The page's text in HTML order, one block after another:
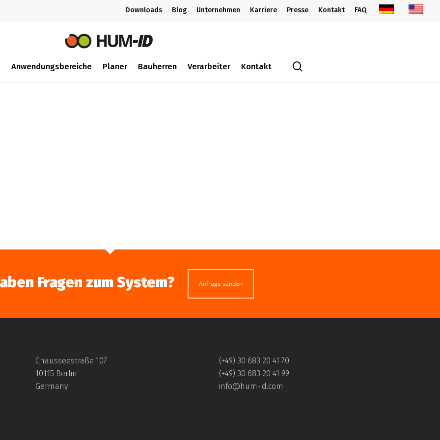
Downloads Blog Unternehmen Karriere Presse Kontakt FAQ
Anwendungsbereiche Planer Bauherren Verarbeiter Kontakt
Fragen zum System? Anfrage senden
Chausseestraße 107
10115 Berlin
Germany
(+49) 30 683 20 41 70
(+49) 30 683 20 41 99
info@hum-id.com